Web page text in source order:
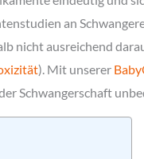
an
nicht ausreichend
). Mit unserer
Schwangerschaft